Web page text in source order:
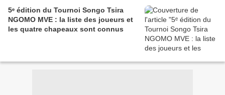
5ᵉ édition du Tournoi Songo Tsira
NGOMO MVE : la liste des joueurs et
les quatre chapeaux sont connus